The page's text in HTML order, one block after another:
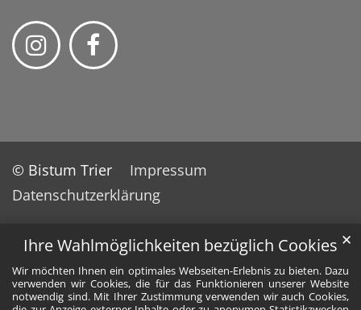
Ihre Wahlmöglichkeiten bezüglich Cookies
Wir möchten Ihnen ein optimales Webseiten-Erlebnis zu bieten. Dazu
verwenden wir Cookies, die für das Funktionieren unserer Website
notwendig sind. Mit Ihrer Zustimmung verwenden wir auch Cookies,
✕
© Bistum Trier
Impressum
Datenschutzerklärung